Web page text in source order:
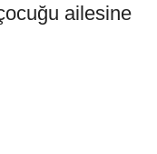
ailesine